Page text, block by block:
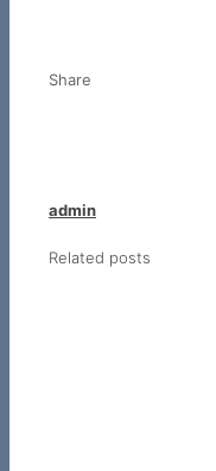
Share
admin
Related posts